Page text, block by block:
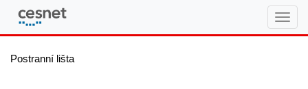
Postranní lišta